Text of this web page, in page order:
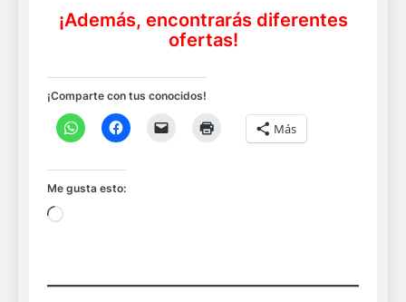
¡Además, encontrarás diferentes
ofertas!
¡Comparte con tus conocidos!
Más
Me gusta esto:
Cargando...